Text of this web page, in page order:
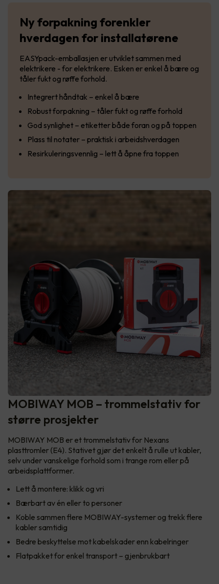
Ny forpakning forenkler
hverdagen for installatørene
EASYpack-emballasjen er utviklet sammen med
elektrikere - for elektrikere. Esken er enkel å bære og
tåler fukt og røffe forhold.
Integrert håndtak – enkel å bære
Robust forpakning – tåler fukt og røffe forhold
God synlighet – etiketter både foran og på toppen
Plass til notater – praktisk i arbeidshverdagen
Resirkuleringsvennlig – lett å åpne fra toppen
MOBIWAY MOB – trommelstativ for
større prosjekter
MOBIWAY MOB er et trommelstativ for Nexans
plasttromler (E4). Stativet gjør det enkelt å rulle ut kabler,
selv under vanskelige forhold som i trange rom eller på
arbeidsplattformer.
Lett å montere: klikk og vri
Bærbart av én eller to personer
Koble sammen flere MOBIWAY-systemer og trekk flere
kabler samtidig
Bedre beskyttelse mot kabelskader enn kabelringer
Flatpakket for enkel transport – gjenbrukbart